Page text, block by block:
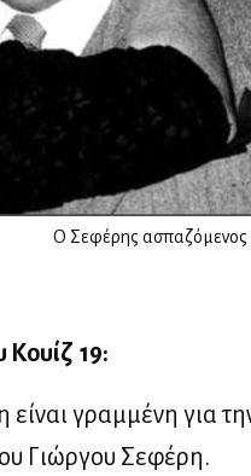
Ο Σεφέρης
19:
γραμ­μέ­νη για
Γιώρ­γου Σε­φέ­ρη.